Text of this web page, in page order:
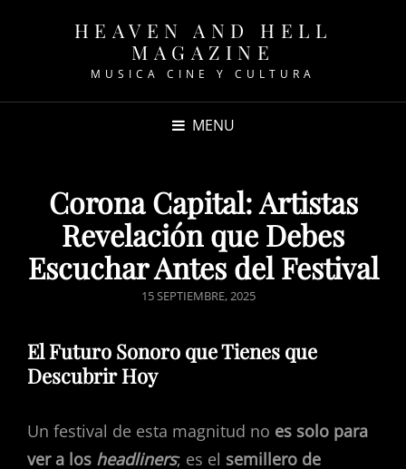
HEAVEN AND HELL
MAGAZINE
MUSICA CINE Y CULTURA
MENU
Corona Capital: Artistas
Revelación que Debes
Escuchar Antes del Festival
POSTED
15 SEPTIEMBRE, 2025
El Futuro Sonoro que Tienes que
Descubrir Hoy
Un festival de esta magnitud no es solo para
ver a los headliners; es el semillero de